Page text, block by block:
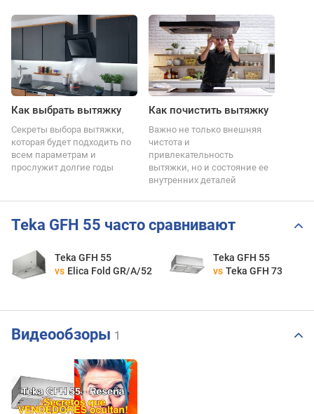
Как выбрать вытяжку
Секреты выбора вытяжки,
которая будет подходить по
всем параметрам и
прослужит долгие годы
Как почистить вытяжку
Важно не только внешняя
чистота и
привлекательность
вытяжки, но и состояние ее
внутренних деталей
Teka GFH 55 часто сравнивают
Teka GFH 55
vs Elica Fold GR/A/52
Teka GFH 55
vs Teka GFH 73
Видеообзоры 1